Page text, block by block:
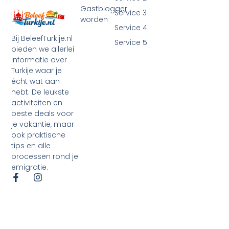
Bij BeleefTurkije.nl
bieden we allerlei
informatie over
Turkije waar je
écht wat aan
hebt. De leukste
activiteiten en
beste deals voor
je vakantie, maar
ook praktische
tips en alle
processen rond je
emigratie.
Service 3
Service 4
Service 5
Gastblogger
worden